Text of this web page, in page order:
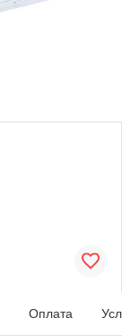
Оплата